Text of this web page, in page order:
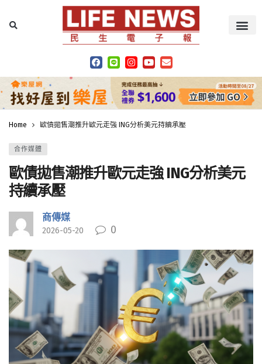
Home 歐債拋售潮推升歐元走強 ING分析美元持續承壓
合作媒體
歐債拋售潮推升歐元走強 ING分析美元
持續承壓
商傳媒
2026-05-20 0